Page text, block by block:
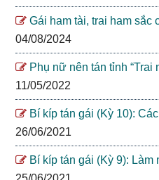
Gái ham tài, trai ham sắc
04/08/2024
Phụ nữ nên tán tỉnh “Trai
11/05/2022
Bí kíp tán gái (Kỳ 10):
26/06/2021
Bí kíp tán gái (Kỳ 9):